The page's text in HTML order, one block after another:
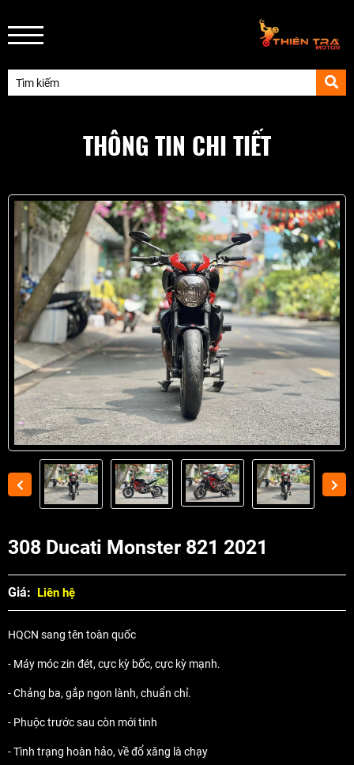
THÔNG TIN CHI TIẾT
308 Ducati Monster 821 2021
Giá: Liên hệ
HQCN sang tên toàn quốc
- Máy móc zin đét, cực kỳ bốc, cực kỳ mạnh.
- Chảng ba, gắp ngon lành, chuẩn chỉ.
- Phuộc trước sau còn mới tinh
- Tình trạng hoàn hảo, về đổ xăng là chạy